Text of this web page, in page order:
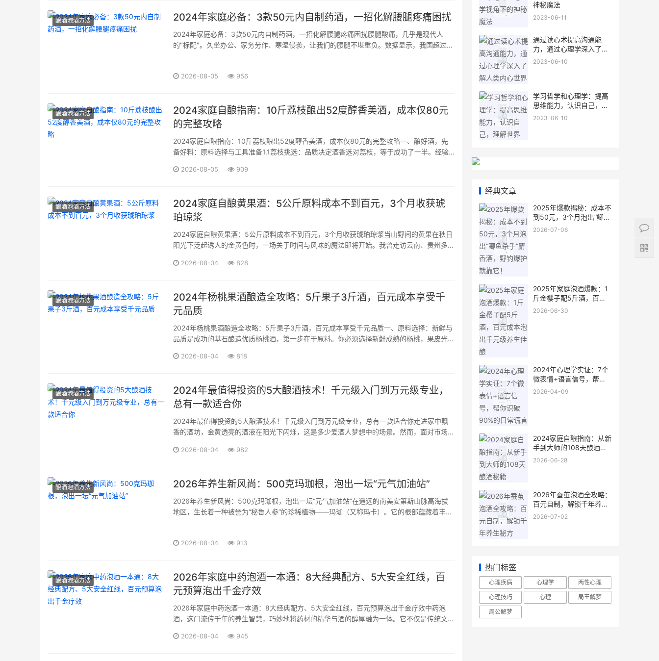
酿酒泡酒方法 2024年家庭必备：3款50元内自制药酒，一招化解腰腿疼痛困扰
2024年家庭必备：3款50元内自制药酒，一招化解腰腿疼痛困扰腰腿酸痛，几乎是现代人
的"标配"。久坐办公、家务劳作、寒湿侵袭，让我们的腰腿不堪重负。数据显示，我国超过
2026-08-05 956
酿酒泡酒方法
2024家庭自酿指南：10斤荔枝酿出52度醇香美酒，成本仅80元
的完整攻略
2024家庭自酿指南：10斤荔枝酿出52度醇香美酒，成本仅80元的完整攻略一、酿好酒，先
备好料：原料选择与工具准备1.1荔枝挑选：品质决定酒香选对荔枝，等于成功了一半。经验
饱满多汁，桂味香气清雅，糯米糍甜度高且核小。这些品种在成熟期（6-7月）能达到18-
2026-08-05 909
酿酒泡酒方法
2024家庭自酿黄果酒：5公斤原料成本不到百元，3个月收获琥
珀琼浆
2024家庭自酿黄果酒：5公斤原料成本不到百元，3个月收获琥珀琼浆当山野间的黄果在秋日
阳光下泛起诱人的金黄色时，一场关于时间与风味的魔法即将开始。我曾走访云南、贵州多个
2026-08-04 828
酿酒泡酒方法
2024年杨桃果酒酿造全攻略：5斤果子3斤酒，百元成本享受千
元品质
2024年杨桃果酒酿造全攻略：5斤果子3斤酒，百元成本享受千元品质一、原料选择：新鲜与
品质是成功的基石酿造优质杨桃酒，第一步在于原料。你必须选择新鲜成熟的杨桃，果皮光
一批次、大小均匀的杨桃，这能保证发酵过程更稳定。经验表明，每5斤新鲜杨桃大约能产出
2026-08-04 818
酿酒泡酒方法
2024年最值得投资的5大酿酒技术！千元级入门到万元级专业，
总有一款适合你
2024年最值得投资的5大酿酒技术！千元级入门到万元级专业，总有一款适合你走进家中飘
香的酒坊，金黄透亮的酒液在阳光下闪烁，这是多少爱酒人梦想中的场景。然而，面对市场上
师傅，为您拨开迷雾，找到最适合您的酿酒之路。一、辨别真功夫：专业酿酒机构的黄金标准
2026-08-04 982
酿酒泡酒方法 2026年养生新风尚：500克玛珈根，泡出一坛“元气加油站”
2026年养生新风尚：500克玛珈根，泡出一坛“元气加油站”在遥远的南美安第斯山脉高海拔
地区，生长着一种被誉为“秘鲁人参”的珍稀植物——玛珈（又称玛卡）。它的根部蕴藏着丰富
2026-08-04 913
酿酒泡酒方法
2026年家庭中药泡酒一本通：8大经典配方、5大安全红线，百
元预算泡出千金疗效
2026年家庭中药泡酒一本通：8大经典配方、5大安全红线，百元预算泡出千金疗效中药泡
酒，这门流传千年的养生智慧，巧妙地将药材的精华与酒的醇厚融为一体。它不仅是传统文化
保存、饮用，每个环节都藏着学问，也潜藏着风险。今天，我们···
2026-08-04 945
神秘魔法
2023-06-11
通过读心术提高沟通能
力，通过心理学深入了解
人类内心世界
2023-06-10
学习哲学和心理学：提高
思维能力，认识自己，理
解世界
2023-06-10
经典文章
2025年爆款揭秘：成本不
到50元，3个月泡出“鲫鱼
杀手”麝香酒，野钓爆护就
2026-07-06
2025年家庭泡酒爆款：1
斤金樱子配5斤酒，百元
成本泡出千元级养生佳酿
2026-06-30
2024年心理学实证：7个
微表情+语言信号，帮你
识破90%的日常谎言
2026-04-09
2024家庭自酿指南：从新
手到大师的108天酿酒秘
籍
2026-06-28
2026年蚕茧泡酒全攻略：
百元自制，解锁千年养生
秘方
2026-07-02
热门标签
心理疾病 心理学
两性心理
心理技巧
心理
局王解梦
周公解梦